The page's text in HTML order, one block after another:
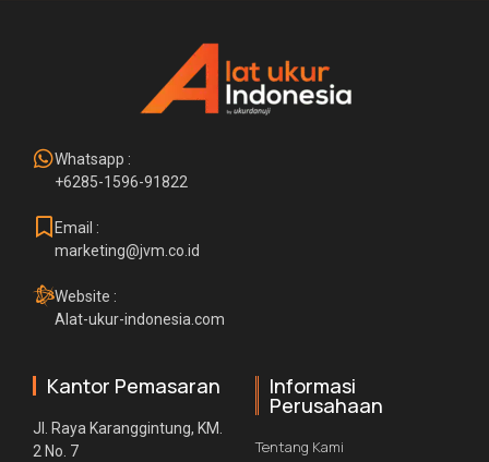
Whatsapp :
+6285-1596-91822
Email :
marketing@jvm.co.id
Website :
Alat-ukur-indonesia.com
Kantor Pemasaran
Jl. Raya Karanggintung, KM.
2 No. 7
Informasi
Perusahaan
Tentang Kami